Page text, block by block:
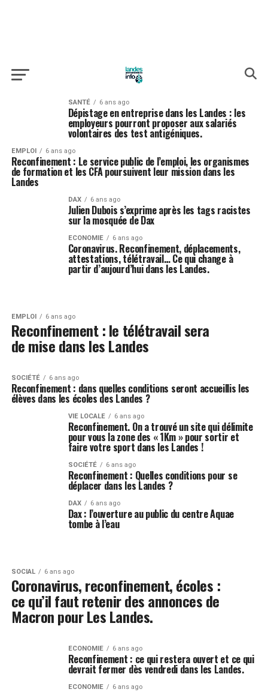
SANTÉ 6 ans ago
Dépistage en entreprise dans les Landes : les
employeurs pourront proposer aux salariés
volontaires des test antigéniques.
EMPLOI 6 ans ago
Reconfinement : Le service public de l’emploi, les organismes
de formation et les CFA poursuivent leur mission dans les
Landes
DAX 6 ans ago
Julien Dubois s’exprime après les tags racistes
sur la mosquée de Dax
ECONOMIE 6 ans ago
Coronavirus. Reconfinement, déplacements,
attestations, télétravail… Ce qui change à
partir d’aujourd’hui dans les Landes.
EMPLOI 6 ans ago
Reconfinement : le télétravail sera
de mise dans les Landes
SOCIÉTÉ 6 ans ago
Reconfinement : dans quelles conditions seront accueillis les
élèves dans les écoles des Landes ?
VIE LOCALE 6 ans ago
Reconfinement. On a trouvé un site qui délimite
pour vous la zone des « 1Km » pour sortir et
faire votre sport dans les Landes !
SOCIÉTÉ 6 ans ago
Reconfinement : Quelles conditions pour se
déplacer dans les Landes ?
DAX 6 ans ago
Dax : l’ouverture au public du centre Aquae
tombe à l’eau
SOCIAL 6 ans ago
Coronavirus, reconfinement, écoles :
ce qu’il faut retenir des annonces de
Macron pour Les Landes.
ECONOMIE 6 ans ago
Reconfinement : ce qui restera ouvert et ce qui
devrait fermer dès vendredi dans les Landes.
ECONOMIE 6 ans ago